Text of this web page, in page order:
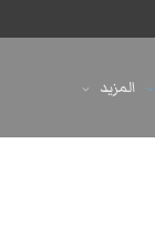
المزيد